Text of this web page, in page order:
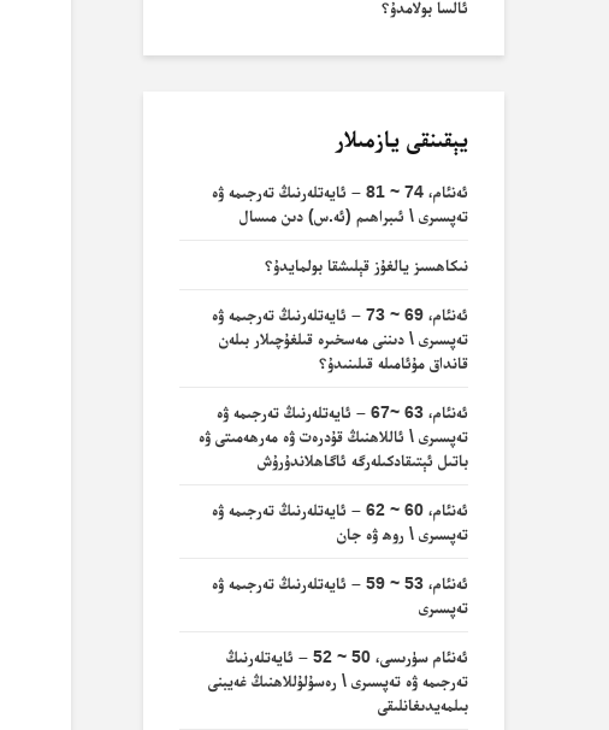
ئالسا بولامدۇ؟
يېقىنقى يازمىلار
ئەنئام، 74 ~ 81 – ئايەتلەرنىڭ تەرجىمە ۋە
تەپسىرى \ ئىبراھىم (ئە.س) دىن مىسال
نىكاھسىز يالغۇز قېلىشقا بولمايدۇ؟
ئەنئام، 69 ~ 73 – ئايەتلەرنىڭ تەرجىمە ۋە
تەپسىرى \ دىننى مەسخىرە قىلغۇچىلار بىلەن
قانداق مۇئامىلە قىلىنىدۇ؟
ئەنئام، 63 ~67 – ئايەتلەرنىڭ تەرجىمە ۋە
تەپسىرى \ ئاللاھنىڭ قۇدرەت ۋە مەرھەمىتى ۋە
باتىل ئېتىقادكىلەرگە ئاگاھلاندۇرۇش
ئەنئام، 60 ~ 62 – ئايەتلەرنىڭ تەرجىمە ۋە
تەپسىرى \ روھ ۋە جان
ئەنئام، 53 ~ 59 – ئايەتلەرنىڭ تەرجىمە ۋە
تەپسىرى
ئەنئام سۈرىسى، 50 ~ 52 – ئايەتلەرنىڭ
تەرجىمە ۋە تەپسىرى \ رەسۇلۇللاھنىڭ غەيبنى
بىلمەيدىغانلىقى